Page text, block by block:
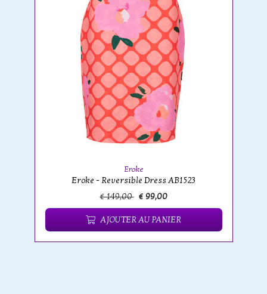
Eroke
Eroke - Reversible Dress AB1523
€ 149,00 € 99,00
AJOUTER AU PANIER